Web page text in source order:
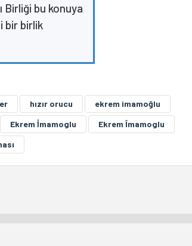
Birliği bu konuya
bir birlik
hızır orucu
ekrem imamoğlu
Ekrem İmamoglu
Ekrem Îmamoglu